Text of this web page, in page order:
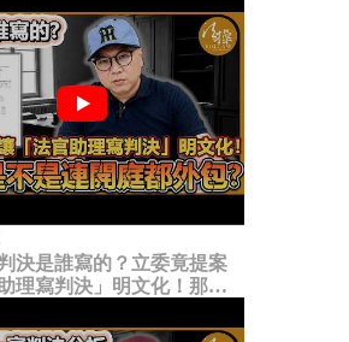
決是誰寫的？立委竟提案
理寫判決」明文化！那以